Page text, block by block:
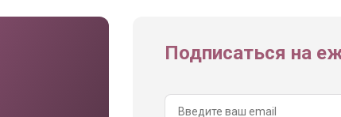
Подписаться на